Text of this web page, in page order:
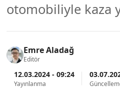
otomobiliyle kaza
Emre Aladağ
Editör
12.03.2024 - 09:24
Yayınlanma